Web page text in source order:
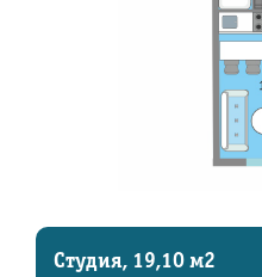
Студия, 19,10 м2